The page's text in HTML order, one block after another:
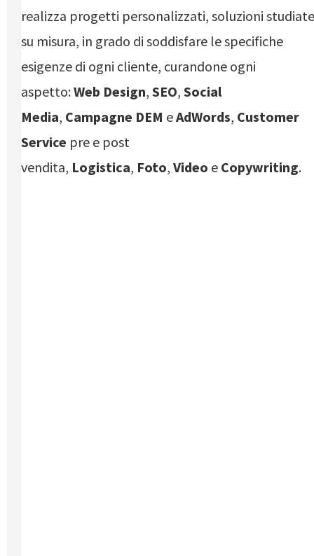
realizza progetti personalizzati, soluzioni studiate
su misura, in grado di soddisfare le specifiche
esigenze di ogni cliente, curandone ogni
aspetto:Web Design, SEO, Social
Media, Campagne DEM eAdWords, Customer
Service pre e post
vendita, Logistica, Foto, Video e Copywriting.